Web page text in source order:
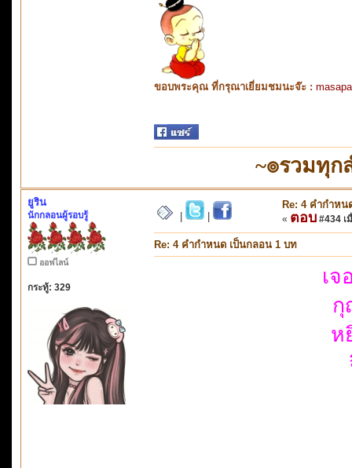
ขอบพระคุณ ที่กรุณาเยี่ยมชมนะจ๊ะ :
~๏รวมทุ
ยูริน
นักกลอนผู้รอบรู้
ออฟไลน์
กระทู้: 329
Re: 4 คำกำห
« ตอบ #434 เ
Re: 4 คำกำหนด เป็นกลอน 1 บท
เ
กุ
ห